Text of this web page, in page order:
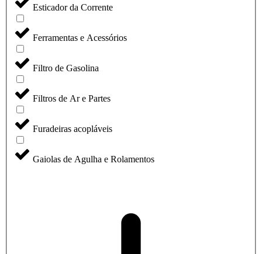
Esticador da Corrente
Ferramentas e Acessórios
Filtro de Gasolina
Filtros de Ar e Partes
Furadeiras acopláveis
Gaiolas de Agulha e Rolamentos